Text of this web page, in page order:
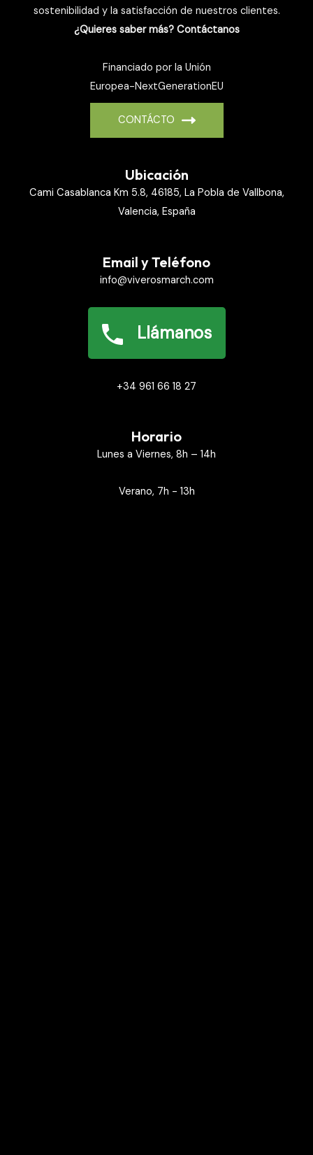
sostenibilidad y la satisfacción de nuestros clientes.
¿Quieres saber más? Contáctanos
Financiado por la Unión
Europea-NextGenerationEU
CONTÁCTO
Ubicación
Cami Casablanca Km 5.8, 46185, La Pobla de Vallbona,
Valencia, España
Email y Teléfono
info@viverosmarch.com
Llámanos
+34 961 66 18 27
Horario
Lunes a Viernes, 8h – 14h
Verano, 7h - 13h